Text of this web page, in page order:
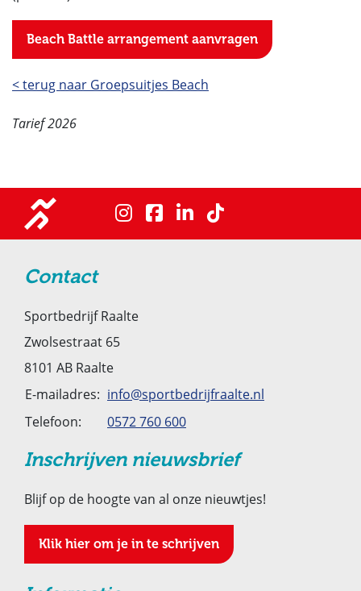
Beach Battle arrangement aanvragen
< terug naar Groepsuitjes Beach
Tarief 2026
Contact
Sportbedrijf Raalte
Zwolsestraat 65
8101 AB Raalte
E-mailadres: info@sportbedrijfraalte.nl
Telefoon:
0572 760 600
Inschrijven nieuwsbrief
Blijf op de hoogte van al onze nieuwtjes!
Klik hier om je in te schrijven